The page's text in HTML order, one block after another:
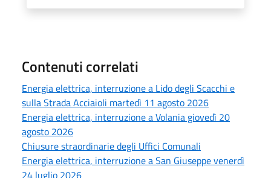
Contenuti correlati
Energia elettrica, interruzione a Lido degli Scacchi e
sulla Strada Acciaioli martedì 11 agosto 2026
Energia elettrica, interruzione a Volania giovedì 20
agosto 2026
Chiusure straordinarie degli Uffici Comunali
Energia elettrica, interruzione a San Giuseppe venerdì
24 luglio 2026